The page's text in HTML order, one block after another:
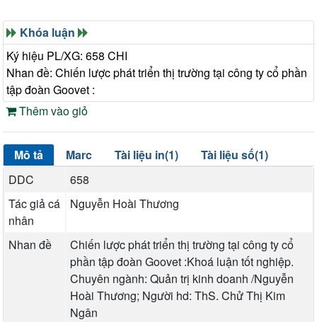
Khóa luận
Ký hiệu PL/XG: 658 CHI
Nhan đề: Chiến lược phát triển thị trường tại công ty cổ phần
tập đoàn Goovet :
Thêm vào giỏ
Mô tả Marc Tài liệu in(1)
Tài liệu số(1)
DDC
658
Tác giả cá
nhân
Nguyễn Hoài Thương
Nhan đề
Chiến lược phát triển thị trường tại công ty cổ
phần tập đoàn Goovet :Khoá luận tốt nghiệp.
Chuyên ngành: Quản trị kinh doanh /Nguyễn
Hoài Thương; Người hd: ThS. Chử Thị Kim
Ngân